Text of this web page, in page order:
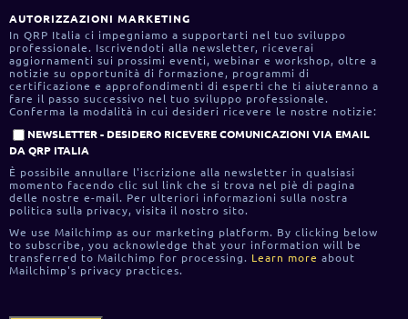
AUTORIZZAZIONI MARKETING
In QRP Italia ci impegniamo a supportarti nel tuo sviluppo
professionale. Iscrivendoti alla newsletter, riceverai
aggiornamenti sui prossimi eventi, webinar e workshop, oltre a
notizie su opportunità di formazione, programmi di
certificazione e approfondimenti di esperti che ti aiuteranno a
fare il passo successivo nel tuo sviluppo professionale.
Conferma la modalità in cui desideri ricevere le nostre notizie:
NEWSLETTER - DESIDERO RICEVERE COMUNICAZIONI VIA EMAIL
DA QRP ITALIA
È possibile annullare l'iscrizione alla newsletter in qualsiasi
momento facendo clic sul link che si trova nel piè di pagina
delle nostre e-mail. Per ulteriori informazioni sulla nostra
politica sulla privacy, visita il nostro sito.
We use Mailchimp as our marketing platform. By clicking below
to subscribe, you acknowledge that your information will be
transferred to Mailchimp for processing. Learn more about
Mailchimp's privacy practices.